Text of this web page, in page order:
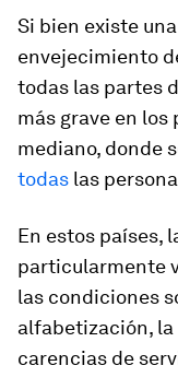
Si bien existe una
envejecimiento
todas las partes
más grave en los
mediano, donde
todas las
En estos países,
particularmente
las condiciones
alfabetización, la
carencias de